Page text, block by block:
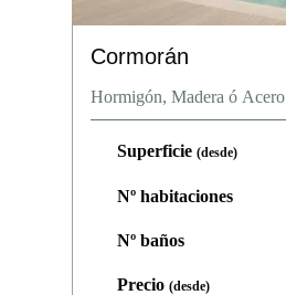
Cormorán
Hormigón, Madera ó Acero
Superficie (desde)
Nº habitaciones
Nº baños
Precio (desde)